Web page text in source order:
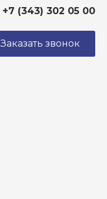
+7 (343) 302 05 00
Заказать звонок